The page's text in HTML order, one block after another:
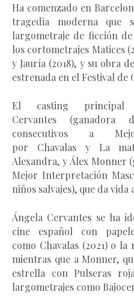
Ha comenzado en
tragedia moderna que
largometraje de ficción
los cortometrajes Matices
y Jauría (2018), y su obra
estrenada en el Festival de
El casting principal
Cervantes
consecutivos a
por Chavalas y La
Alexandra, y Álex Monner
Mejor Interpretación
niños salvajes), que da
Ángela Cervantes se ha
cine español con
como Chavalas (2021) o
mientras que a Monner,
estrella con Pulseras
largometrajes como